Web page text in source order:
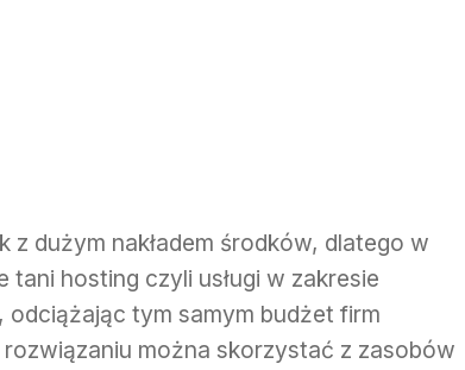
z dużym nakładem środków, dlatego w
hosting czyli usługi w zakresie
tym samym budżet firm
można skorzystać z zasobów